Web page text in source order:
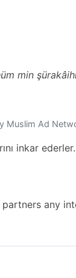
min
Muslim Ad
inkar ederler.
any